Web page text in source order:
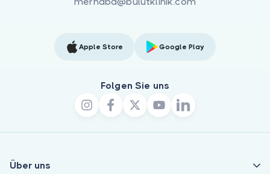
Apple Store Google Play
Folgen Sie uns
Über uns